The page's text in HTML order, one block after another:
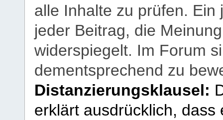
alle Inhalte zu prüfen.
jeder Beitrag, die
widerspiegelt. Im Forum
dementsprechend zu
Distanzierungsklausel:
erklärt ausdrücklich,